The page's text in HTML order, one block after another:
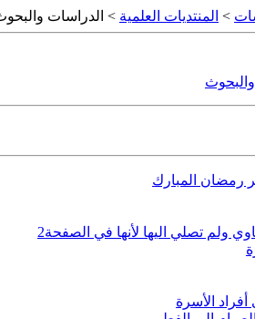
> المنتديات العلمية > الدراسات
رمضان المبارك
ولم تصلي اليها لأنها في الصفحة2
الأسرة